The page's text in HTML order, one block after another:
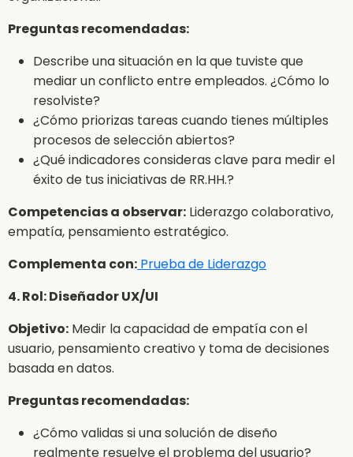
Preguntas recomendadas:
Describe una situación en la que tuviste que
mediar un conflicto entre empleados. ¿Cómo lo
resolviste?
¿Cómo priorizas tareas cuando tienes múltiples
procesos de selección abiertos?
¿Qué indicadores consideras clave para medir el
éxito de tus iniciativas de RR.HH.?
Competencias a observar: Liderazgo colaborativo,
empatía, pensamiento estratégico.
Complementa con: Prueba de Liderazgo
4. Rol: Diseñador UX/UI
Objetivo: Medir la capacidad de empatía con el
usuario, pensamiento creativo y toma de decisiones
basada en datos.
Preguntas recomendadas:
¿Cómo validas si una solución de diseño
realmente resuelve el problema del usuario?